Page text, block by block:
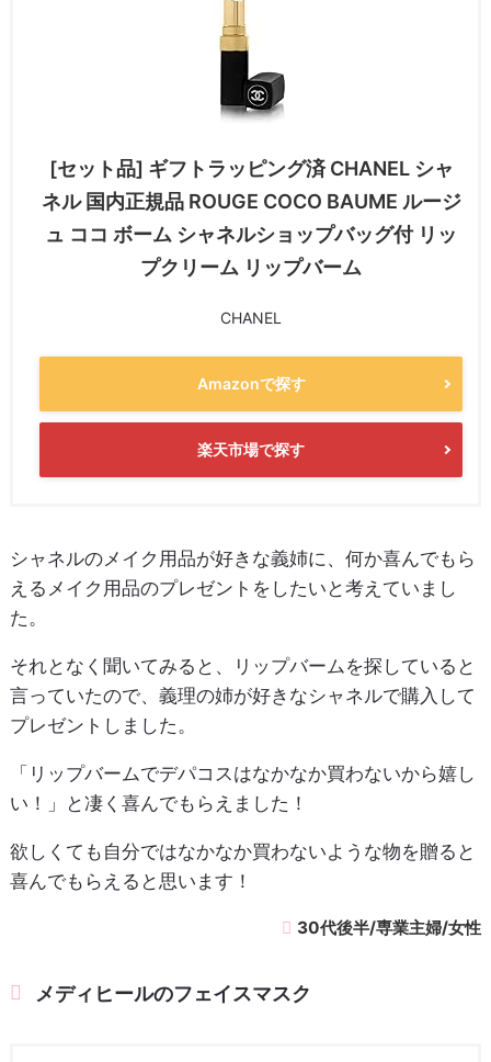
[セット品] ギフトラッピング済 CHANEL シャ
ネル 国内正規品 ROUGE COCO BAUME ルージ
ュ ココ ボーム シャネルショップバッグ付 リッ
プクリーム リップバーム
CHANEL
Amazonで探す
楽天市場で探す
シャネルのメイク用品が好きな義姉に、何か喜んでもら
えるメイク用品のプレゼントをしたいと考えていまし
た。
それとなく聞いてみると、リップバームを探していると
言っていたので、義理の姉が好きなシャネルで購入して
プレゼントしました。
「リップバームでデパコスはなかなか買わないから嬉し
い！」と凄く喜んでもらえました！
欲しくても自分ではなかなか買わないような物を贈ると
喜んでもらえると思います！
30代後半/専業主婦/女性
メディヒールのフェイスマスク